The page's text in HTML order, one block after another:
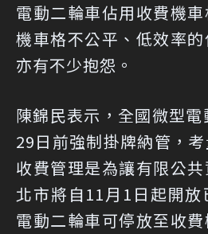
電動二輪車佔用收費機
機車格不公平、低效率
亦有不少抱怨。
陳錦民表示，全國微型
29日前強制掛牌納管，
收費管理是為讓有限公
北市將自11月1日起開
電動二輪車可停放至收